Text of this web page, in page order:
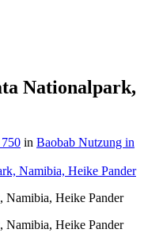
Nationalpark,
in Baobab Nutzung in
Heike Pander
Heike Pander